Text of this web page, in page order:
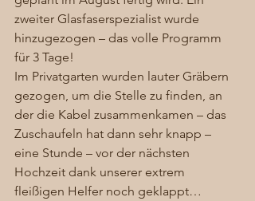
zweiter Glasfaserspezialist wurde
hinzugezogen – das volle Programm
für 3 Tage!
Im Privatgarten wurden lauter Gräbern
gezogen, um die Stelle zu finden, an
der die Kabel zusammenkamen – das
Zuschaufeln hat dann sehr knapp –
eine Stunde – vor der nächsten
Hochzeit dank unserer extrem
fleißigen Helfer noch geklappt…